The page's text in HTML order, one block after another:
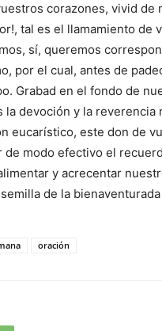
corazones, vivid
tal es el llamamiento
sí, queremos
por el cual, antes de
Grabad en el fondo de
la devoción y la
eucarístico, este don de
de modo efectivo el
y acrecentar
de la
oración